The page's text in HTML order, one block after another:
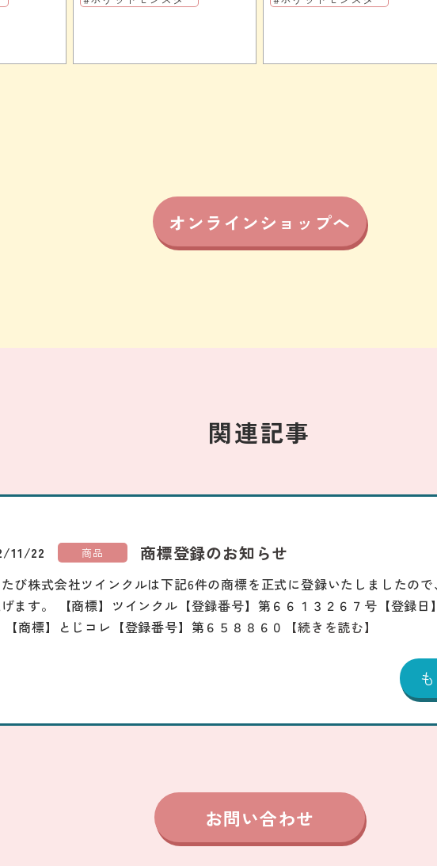
オンラインショップへ
関連記事
11/22 商品 商標登録のお知らせ
び株式会社ツインクルは下記6件の商標を正式に登録いたしましたの
げます。 【商標】ツインクル【登録番号】第６６１３２６７号【登録日
【商標】とじコレ【登録番号】第６５８８６０
【続きを読む】
お問い合わせ